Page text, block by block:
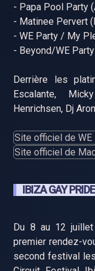
- Papa Pool Party
- Matinee Pervert
- WE Party / My
- Beyond/WE
Derrière les
Escalante,
Henrichsen, Dj
Site officiel de WE
Site officiel de
IBIZA GAY PRIDE
Du 8 au 12
premier rendez-
second festival